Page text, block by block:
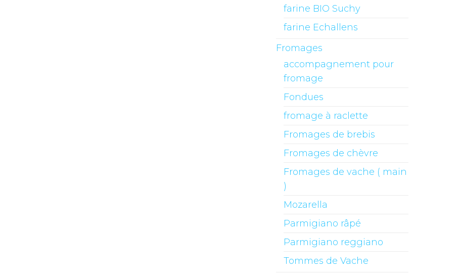
farine BIO Suchy
farine Echallens
Fromages
accompagnement pour
fromage
Fondues
fromage à raclette
Fromages de brebis
Fromages de chèvre
Fromages de vache ( main
)
Mozarella
Parmigiano râpé
Parmigiano reggiano
Tommes de Vache